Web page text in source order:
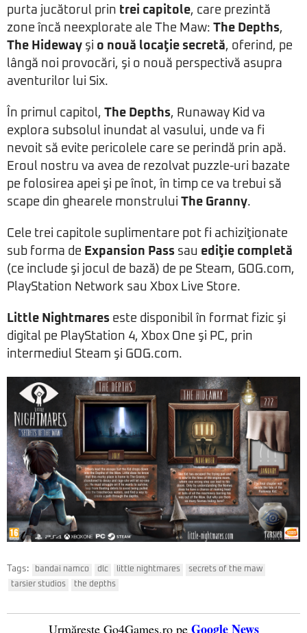
purta jucătorul prin trei capitole, care prezintă
zone încă neexplorate ale The Maw: The Depths,
The Hideway şi o nouă locaţie secretă, oferind, pe
lângă noi provocări, şi o nouă perspectivă asupra
aventurilor lui Six.
În primul capitol, The Depths, Runaway Kid va
explora subsolul inundat al vasului, unde va fi
nevoit să evite pericolele care se perindă prin apă.
Eroul nostru va avea de rezolvat puzzle-uri bazate
pe folosirea apei şi pe înot, în timp ce va trebui să
scape din ghearele monstrului The Granny.
Cele trei capitole suplimentare pot fi achiziţionate
sub forma de Expansion Pass sau ediţie completă
(ce include şi jocul de bază) de pe Steam, GOG.com,
PlayStation Network sau Xbox Live Store.
Little Nightmares este disponibil în format fizic şi
digital pe PlayStation 4, Xbox One şi PC, prin
intermediul Steam şi GOG.com.
Tags: bandai namco dlc little nightmares
secrets of the maw
tarsier studios
the depths
Urmărește Go4Games.ro pe Google News